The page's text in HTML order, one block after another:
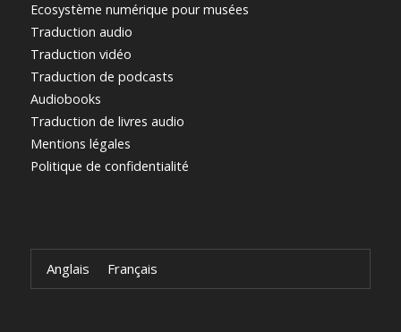
Ecosystème numérique pour musées
Traduction audio
Traduction vidéo
Traduction de podcasts
Audiobooks
Traduction de livres audio
Mentions légales
Politique de confidentialité
Anglais Français